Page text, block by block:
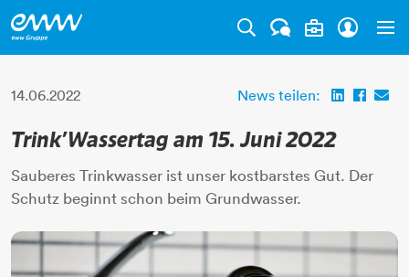
14.06.2022 News teilen:
Trink’Wassertag am 15. Juni 2022
Sauberes Trinkwasser ist unser kostbarstes Gut. Der
Schutz beginnt schon beim Grundwasser.